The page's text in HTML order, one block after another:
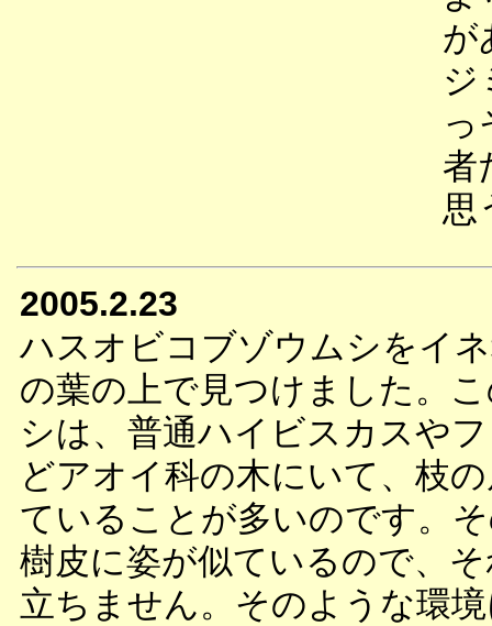
が
ジ
っ
者
思
2005.2.23
ハスオビコブゾウムシをイ
の葉の上で見つけました。
シは、普通ハイビスカスや
どアオイ科の木にいて、枝
ていることが多いのです。
樹皮に姿が似ているので、
立ちません。そのような環